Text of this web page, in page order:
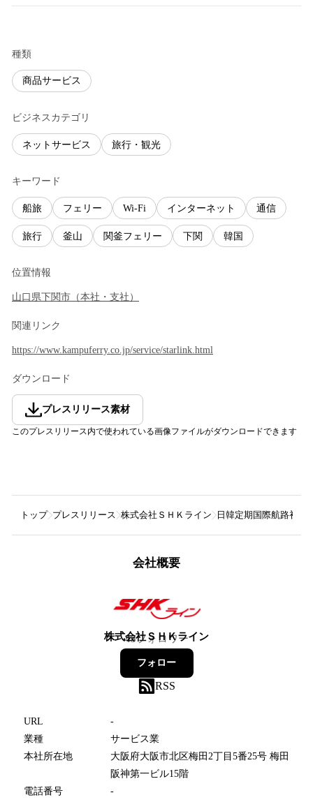
種類
商品サービス
ビジネスカテゴリ
ネットサービス 旅行・観光
キーワード
船旅 フェリー Wi-Fi インターネット 通信
旅行 釜山 関釜フェリー 下関 韓国
位置情報
山口県下関市 （本社・支社 ）
関連リンク
https://www.kampuferry.co.jp/service/starlink.html
ダウンロード
プレスリリース素材
このプレスリリース内で使われている画像ファイルがダウンロードできます
トップ プレスリリース 株式会社ＳＨＫライン 日韓定期国際航路初！
会社概要
株式会社ＳＨＫライン
43フォロワー
フォロー
RSS
URL
-
業種
サービス業
本社所在地
大阪府大阪市北区梅田2丁目5番25号 梅田
阪神第一ビル15階
電話番号
-